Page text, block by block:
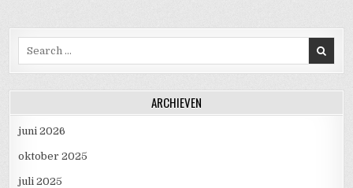
ARCHIEVEN
juni 2026
oktober 2025
juli 2025